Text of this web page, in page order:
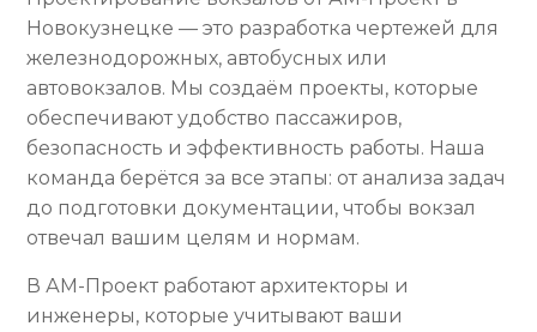
Новокузнецке — это разработка чертежей для
железнодорожных, автобусных или
автовокзалов. Мы создаём проекты, которые
обеспечивают удобство пассажиров,
безопасность и эффективность работы. Наша
команда берётся за все этапы: от анализа задач
до подготовки документации, чтобы вокзал
отвечал вашим целям и нормам.
В АМ-Проект работают архитекторы и
инженеры, которые учитывают ваши